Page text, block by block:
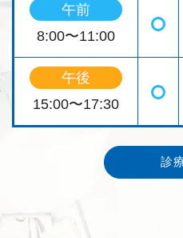
午前
8:00〜11:00
◯
午後
15:00〜17:30
◯
診